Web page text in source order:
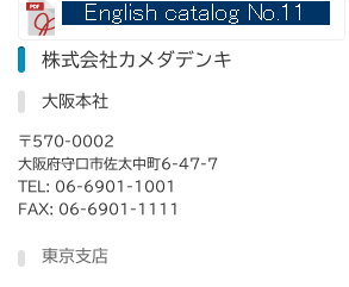
株式会社カメダデンキ
大阪本社
〒570-0002
大阪府守口市佐太中町6-47-7
TEL: 06-6901-1001
FAX: 06-6901-1111
東京支店